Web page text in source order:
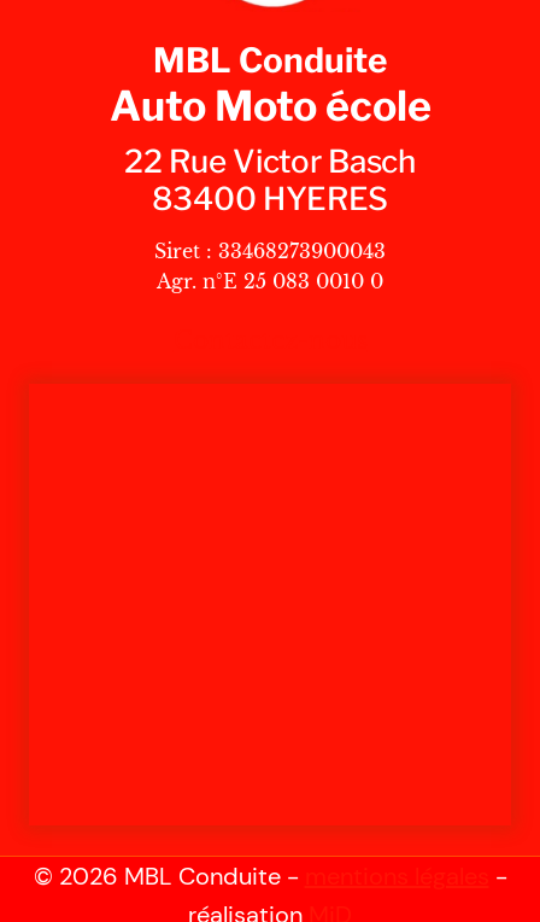
MBL Conduite
Auto Moto école
22 Rue Victor Basch
83400 HYERES
Siret : 33468273900043
Agr. n°E 25 083 0010 0
© 2026 MBL Conduite -
-
réalisation